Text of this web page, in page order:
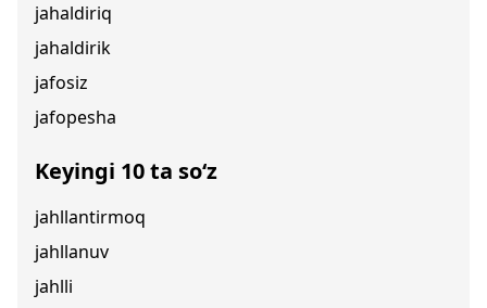
jahaldiriq
jahaldirik
jafosiz
jafopesha
Keyingi 10 ta so‘z
jahllantirmoq
jahllanuv
jahlli